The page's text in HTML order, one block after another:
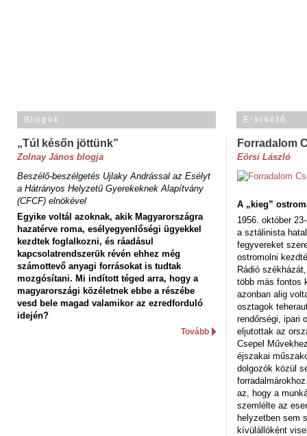
Blogok
„Túl későn jöttünk”
Zolnay János blogja
Beszélő-beszélgetés Ujlaky Andrással az Esélyt
a Hátrányos Helyzetű Gyerekeknek Alapítvány
(CFCF) elnökével
Egyike voltál azoknak, akik Magyarországra
hazatérve roma, esélyegyenlőségi ügyekkel
kezdtek foglalkozni, és ráadásul
kapcsolatrendszerük révén ehhez még
számottevő anyagi forrásokat is tudtak
mozgósítani. Mi indított téged arra, hogy a
magyarországi közéletnek ebbe a részébe
vesd bele magad valamikor az ezredforduló
idején?
Tovább
E-kikötő
Forradalom
Eörsi László
A „kieg”
1956. október
a sztálinista
fegyvereket
ostromolni
Rádió
több más fontos
azonban alig
osztagok
rendőrségi, ipari
eljutottak az
Csepel
éjszakai
dolgozók közül
az, hogy a
szemlélte az
helyzetben sem
kívülállóként